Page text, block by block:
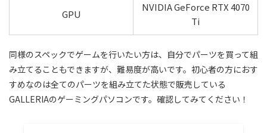
GPU
NVIDIA GeForce RTX 4070
Ti
同様のスペックでゲームを行いたい方は、自分でパーツを買って組
み立てることもできますが、難易度が高いです。初心者の方におす
すめなのは全てのパーツを組み立てた状態で販売している
GALLERIAのゲーミングパソコンです。確認してみてください！